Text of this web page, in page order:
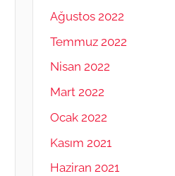
Ağustos 2022
Temmuz 2022
Nisan 2022
Mart 2022
Ocak 2022
Kasım 2021
Haziran 2021